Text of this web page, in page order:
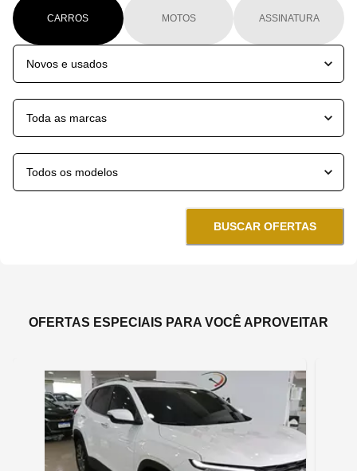
CARROS MOTOS ASSINATURA
BUSCAR OFERTAS
OFERTAS ESPECIAIS PARA VOCÊ APROVEITAR